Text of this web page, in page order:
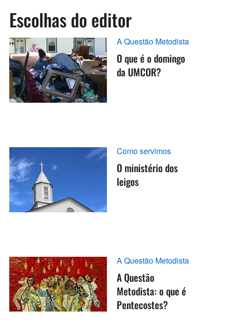
Escolhas do editor
A Questão Metodista
O que é o domingo
da UMCOR?
Como servimos
O ministério dos
leigos
A Questão Metodista
A Questão
Metodista: o que é
Pentecostes?